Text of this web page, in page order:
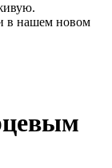
в нашем новом